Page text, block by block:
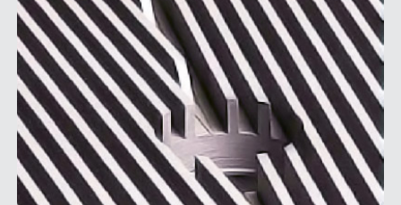
COMPONENTS DE DESGASTE DE
DESEMPENHO
Cestos peneira
Discos e insertos do refinador
Elementos do filtro
Placas depuradoras
Rotores de depurador
MARCAS AFT
Depuradores Max
Refinação Finebar
Sistemas de aproximação POM
Tecnologia Aikawa
MERCADOS
Aproximação da máquina de papel
Cilindros e placas industriais
Depuração e separação de alimentos
Fibras químicas
Fibras recicladas
Pasta Mecanica
EQUIPAMENTO
Peneiras
Preparação do material
Sistema de aproximação